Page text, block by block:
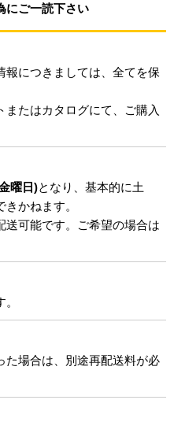
にご一読下さい
報につきましては、全てを保
たはカタログにて、ご購入
曜日)となり、基本的に土
かねます。
可能です。ご希望の場合は
た場合は、別途再配送料が必